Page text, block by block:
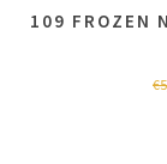
109 FROZEN
€